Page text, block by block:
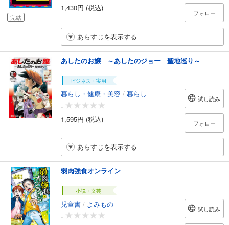
完結
1,430円 (税込)
フォロー
あらすじを表示する
あしたのお嬢 ～あしたのジョー 聖地巡り～
ビジネス・実用
暮らし・健康・美容 / 暮らし
-
1,595円 (税込)
試し読み
フォロー
あらすじを表示する
弱肉強食オンライン
小説・文芸
児童書 / よみもの
-
試し読み